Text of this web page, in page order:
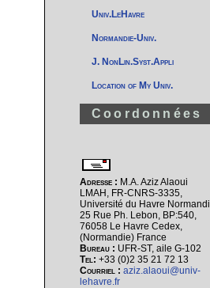
Univ.LeHavre
Normandie-Univ.
J. NonLin.Syst.Appli
Location of My Univ.
Coordonnées
Adresse : M.A. Aziz Alaoui
LMAH, FR-CNRS-3335,
Université du Havre
25 Rue Ph. Lebon, BP:540,
76058 Le Havre Cedex,
(Normandie) France
Bureau : UFR-ST, aile G-102
Tel:+33 (0)2 35 21 72 13
Courriel :aziz.alaoui@univ-
lehavre.fr